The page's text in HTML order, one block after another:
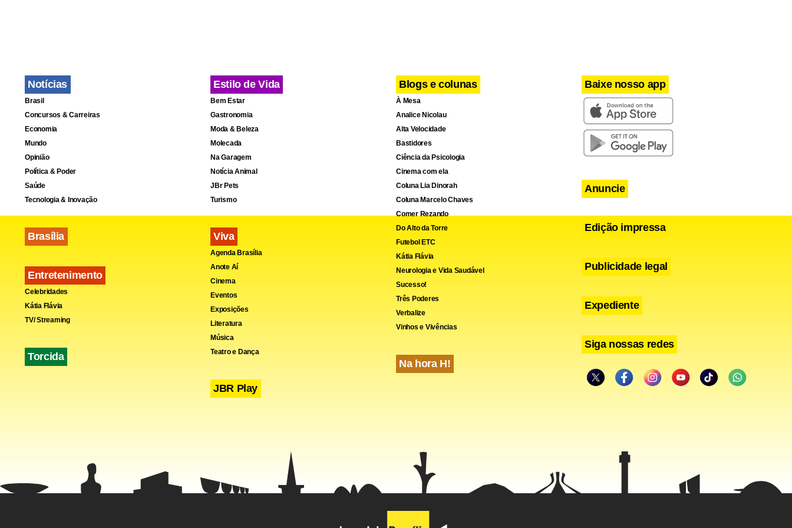
Facebook Telegram
Share
Notícias
Brasil
Concursos & Carreiras
Economia
Mundo
Opinião
Política & Poder
Saúde
Tecnologia & Inovação
Brasília
Entretenimento
Celebridades
Kátia Flávia
TV/ Streaming
Torcida
Estilo de Vida
Bem Estar
Gastronomia
Moda & Beleza
Molecada
Na Garagem
Notícia Animal
JBr Pets
Turismo
Viva
Agenda Brasília
Anote Aí
Cinema
Eventos
Exposições
Literatura
Música
Teatro e Dança
JBR Play
Blogs e colunas
À Mesa
Analice Nicolau
Alta Velocidade
Bastidores
Ciência da Psicologia
Cinema com ela
Coluna Lia Dinorah
Coluna Marcelo Chaves
Comer Rezando
Do Alto da Torre
Futebol ETC
Kátia Flávia
Neurologia e Vida Saudável
Sucesso!
Três Poderes
Verbalize
Vinhos e Vivências
Na hora H!
Baixe nosso app
Anuncie
Edição impressa
Publicidade legal
Expediente
Siga nossas redes